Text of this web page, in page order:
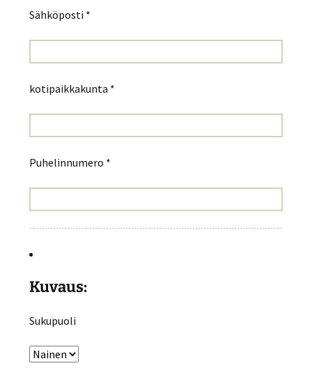
Sähköposti *
kotipaikkakunta *
Puhelinnumero *
Kuvaus:
Sukupuoli